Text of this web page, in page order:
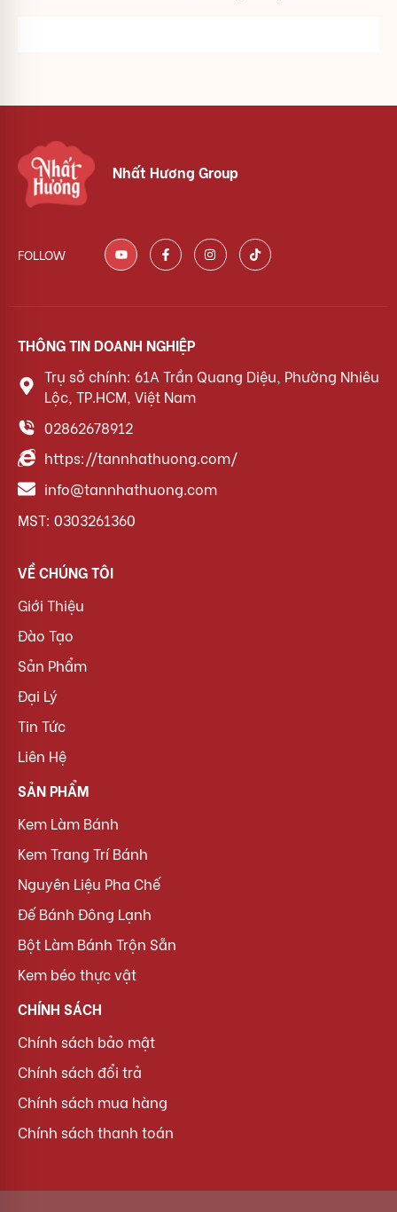
Nhất Hương Group
FOLLOW
THÔNG TIN DOANH NGHIỆP
Trụ sở chính: 61A Trần Quang Diệu, Phường Nhiêu
Lộc, TP.HCM, Việt Nam
02862678912
https://tannhathuong.com/
info@tannhathuong.com
MST: 0303261360
VỀ CHÚNG TÔI
Giới Thiệu
Đào Tạo
Sản Phẩm
Đại Lý
Tin Tức
Liên Hệ
SẢN PHẨM
Kem Làm Bánh
Kem Trang Trí Bánh
Nguyên Liệu Pha Chế
Đế Bánh Đông Lạnh
Bột Làm Bánh Trộn Sẵn
Kem béo thực vật
CHÍNH SÁCH
Chính sách bảo mật
Chính sách đổi trả
Chính sách mua hàng
Chính sách thanh toán